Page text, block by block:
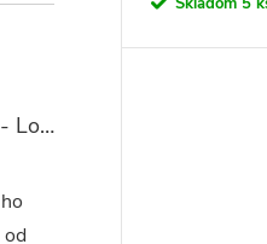
Dámska podprsenka - push-up - Lormar Miranda